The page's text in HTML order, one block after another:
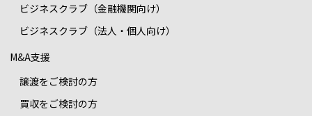
ビジネスクラブ（金融機関向け）
ビジネスクラブ（法人・個人向け）
M&A支援
譲渡をご検討の方
買収をご検討の方